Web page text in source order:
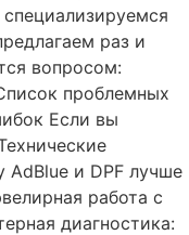
раз и
вопросом:
проблемных
Если вы
AdBlue и DPF лучше
работа с
диагностика: